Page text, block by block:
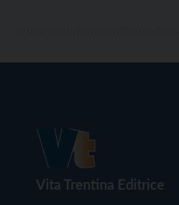
Vita Trentina Editrice